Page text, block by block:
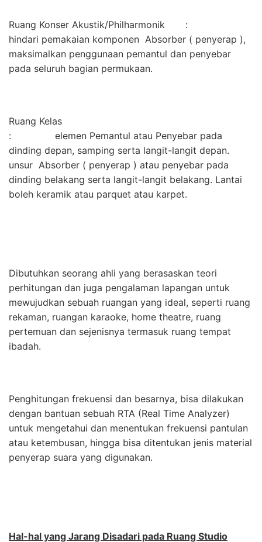
Ruang Konser Akustik/Philharmonik :
hindari pemakaian komponen Absorber ( penyerap ),
maksimalkan penggunaan pemantul dan penyebar
pada seluruh bagian permukaan.
Ruang Kelas
: elemen Pemantul atau Penyebar pada
dinding depan, samping serta langit-langit depan.
unsur Absorber ( penyerap ) atau penyebar pada
dinding belakang serta langit-langit belakang. Lantai
boleh keramik atau parquet atau karpet.
Dibutuhkan seorang ahli yang berasaskan teori
perhitungan dan juga pengalaman lapangan untuk
mewujudkan sebuah ruangan yang ideal, seperti ruang
rekaman, ruangan karaoke, home theatre, ruang
pertemuan dan sejenisnya termasuk ruang tempat
ibadah.
Penghitungan frekuensi dan besarnya, bisa dilakukan
dengan bantuan sebuah RTA (Real Time Analyzer)
untuk mengetahui dan menentukan frekuensi pantulan
atau ketembusan, hingga bisa ditentukan jenis material
penyerap suara yang digunakan.
Hal-hal yang Jarang Disadari pada Ruang Studio